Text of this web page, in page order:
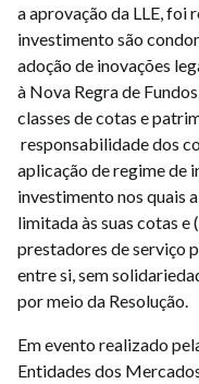
a aprovação da LLE, foi
investimento são
adoção de inovações
à Nova Regra de
classes de cotas e
responsabilidade dos
aplicação de regime de
investimento nos quais
limitada às suas cotas
prestadores de serviço
entre si, sem
por meio da Resolução.
Em evento realizado
Entidades dos